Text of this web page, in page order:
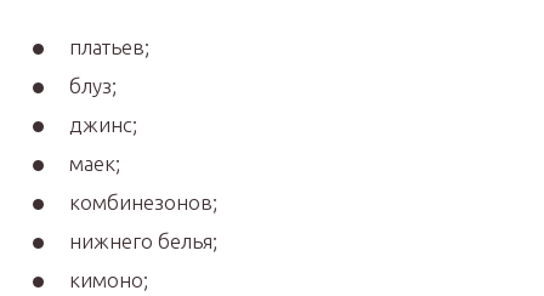
платьев;
блуз;
джинс;
маек;
комбинезонов;
нижнего белья;
кимоно;